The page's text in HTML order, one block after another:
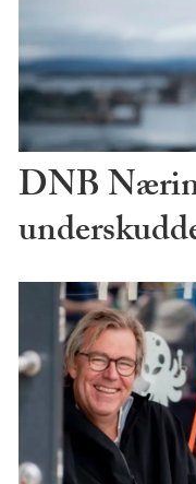
DNB